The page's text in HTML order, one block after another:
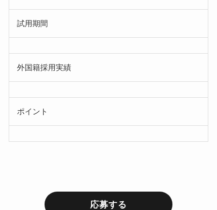
試用期間
外国籍採用実績
ポイント
応募する